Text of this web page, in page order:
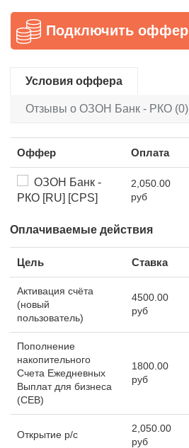
Подключить оффер
Условия оффера
Отзывы о ОЗОН Банк - РКО (0)
Оффер Оплата
ОЗОН Банк -
РКО [RU] [CPS]
2,050.00
руб
Оплачиваемые действия
Цель Ставка
Активация счёта
(новый
пользователь)
4500.00
руб
Пополнение
накопительного
Счета Ежедневных
Выплат для бизнеса
(СЕВ)
1800.00
руб
Открытие р/с
2,050.00
руб